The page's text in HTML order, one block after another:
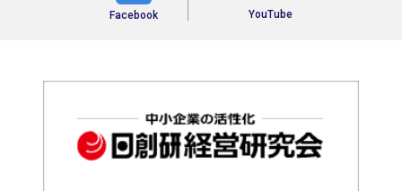
Facebook YouTube